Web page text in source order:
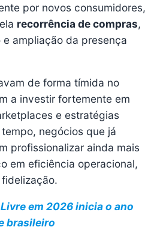
por novos consumidores,
recorrência de compras,
ampliação da presença
de forma tímida no
a investir fortemente em
e estratégias
negócios que já
profissionalizar ainda mais
em eficiência operacional,
em 2026 inicia o ano
brasileiro